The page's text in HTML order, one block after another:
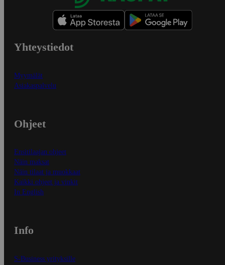
Yhteystiedot
Myymälät
Asiakaspalvelu
Ohjeet
Ensitilaajan ohjeet
Näin maksat
Näin tilaat ja muokkaat
Kaikki ohjeet ja vinkit
In English
Info
S-Business yrityksille